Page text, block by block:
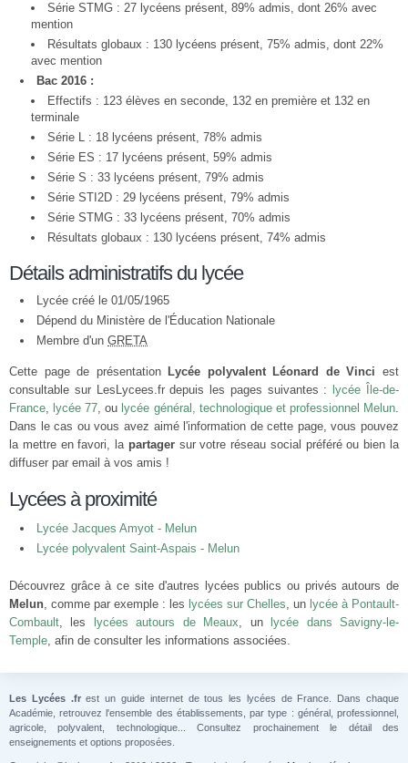
Série STMG : 27 lycéens présent, 89% admis, dont 26% avec
mention
Résultats globaux : 130 lycéens présent, 75% admis, dont 22%
avec mention
Bac 2016 :
Effectifs : 123 élèves en seconde, 132 en première et 132 en
terminale
Série L : 18 lycéens présent, 78% admis
Série ES : 17 lycéens présent, 59% admis
Série S : 33 lycéens présent, 79% admis
Série STI2D : 29 lycéens présent, 79% admis
Série STMG : 33 lycéens présent, 70% admis
Résultats globaux : 130 lycéens présent, 74% admis
Détails administratifs du lycée
Lycée créé le 01/05/1965
Dépend du Ministère de l'Éducation Nationale
Membre d'un GRETA
Cette page de présentation Lycée polyvalent Léonard de Vinci est
consultable sur LesLycees.fr depuis les pages suivantes :
lycée Île-de-
France, lycée 77, ou lycée général, technologique et professionnel Melun.
Dans le cas ou vous avez aimé l'information de cette page, vous pouvez
la mettre en favori, la partagersur votre réseau social préféré ou bien la
diffuser par email à vos amis !
Lycées à proximité
Lycée Jacques Amyot - Melun
Lycée polyvalent Saint-Aspais - Melun
Découvrez grâce à ce site d'autres lycées publics ou privés autours de
Melun, comme par exemple : les lycées sur Chelles, un lycée à Pontault-
Combault, les lycées autours de Meaux, un
lycée dans Savigny-le-
Temple, afin de consulter les informations associées.
Les Lycées .frest un guide internet de tous les lycées de France. Dans chaque
Académie, retrouvez l'ensemble des établissements, par type : général, professionnel,
agricole, polyvalent, technologique... Consultez prochainement le détail des
enseignements et options proposées.